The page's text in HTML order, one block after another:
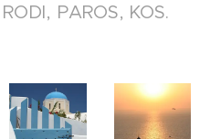
PAROS, KOS.